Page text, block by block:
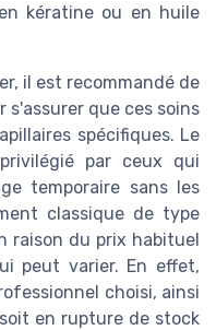
kératine ou en huile
il est recommandé de
que ces soins
spécifiques. Le
par ceux qui
temporaire sans les
classique de type
raison du prix habituel
peut varier. En effet,
choisi, ainsi
en rupture de stock